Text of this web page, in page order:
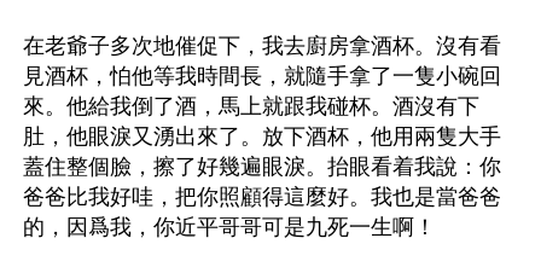
在老爺子多次地催促下，我去廚房拿酒杯。沒有看
見酒杯，怕他等我時間長，就隨手拿了一隻小碗回
來。他給我倒了酒，馬上就跟我碰杯。酒沒有下
肚，他眼淚又湧出來了。放下酒杯，他用兩隻大手
蓋住整個臉，擦了好幾遍眼淚。抬眼看着我說：你
爸爸比我好哇，把你照顧得這麼好。我也是當爸爸
的，因爲我，你近平哥哥可是九死一生啊！